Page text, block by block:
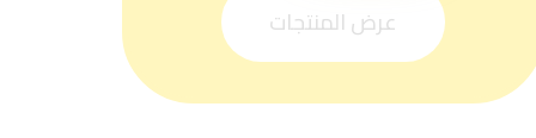
عرض المنتجات